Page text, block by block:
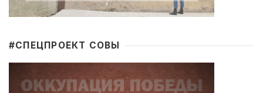
#CПЕЦПРОЕКТ СОВЫ